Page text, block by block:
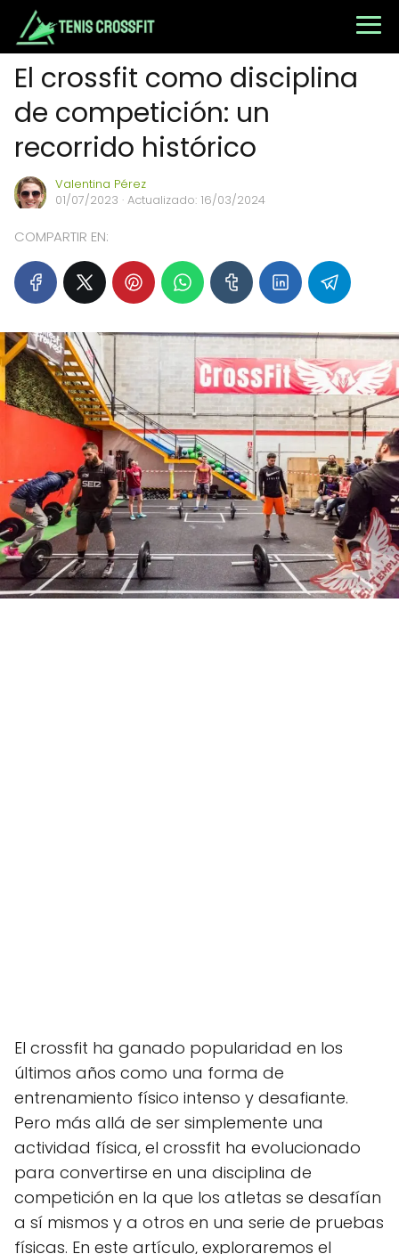
El crossfit como disciplina
de competición: un
recorrido histórico
Valentina Pérez
01/07/2023 · Actualizado: 16/03/2024
COMPARTIR EN:
El crossfit ha ganado popularidad en los
últimos años como una forma de
entrenamiento físico intenso y desafiante.
Pero más allá de ser simplemente una
actividad física, el crossfit ha evolucionado
para convertirse en una disciplina de
competición en la que los atletas se desafían
a sí mismos y a otros en una serie de pruebas
físicas. En este artículo, exploraremos el